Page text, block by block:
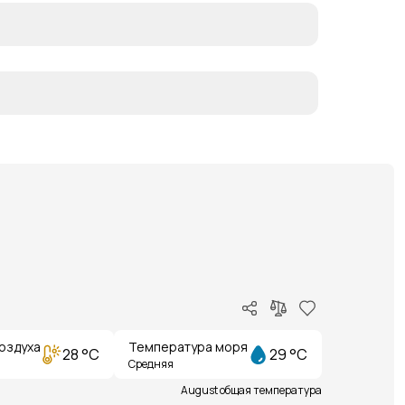
28 °C Температура моря
Средняя 29 °C
August общая температура